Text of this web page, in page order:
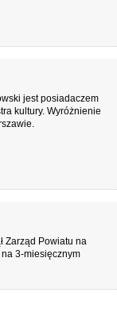
jest posiadaczem
kultury. Wyróżnienie
Zarząd Powiatu na
3-miesięcznym